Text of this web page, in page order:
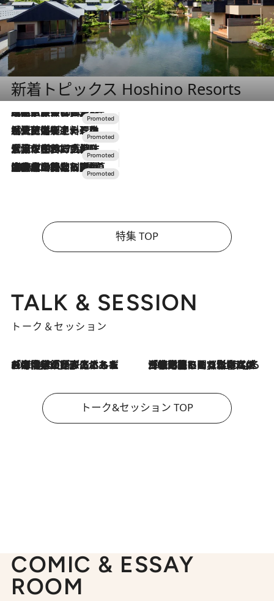
新着トピックス Hoshino Resorts
2026.7.31
【ホテル帰省】という選択肢をOMOが提案。家族とほどよい距離を保つには「昼は実家、夜は気兼ねなくホテルで！」
2026.7.24
【夏限定ディナーコース】旬を迎える稚鮎や花ズッキーニなどをイタリア・トスカーナの郷土料理の手法で満喫！
2026.7.17
「土佐和ハーブかき氷」がOMO7高知に登場！生姜、山椒、大葉など目にも舌にも涼を呼ぶ郷土の味
2026.7.10
NEW OPEN！【界 草津】名湯の地に誕生。趣の異なる2種の温泉と上州ならではの会席・蕎麦割烹など美食を味わう究極の癒やし旅
特集 TOP
TALK & SESSION
トーク＆セッション
2026.8.3
「今後値上げがあるとすれば…」「リスクがあるのは今年の冬」エネルギー専門家が語る、ホルムズ海峡封鎖が家庭にもたらす“ある心配” 2026.8.3
「住宅建てられない…」「サーチャージ料の高値が続いている」ホルムズ海峡封鎖による影響はいつまで続く？《エネルギー専門家に聞く“どうなる日本の暮らし”》
トーク&セッション TOP
COMIC & ESSAY
ROOM